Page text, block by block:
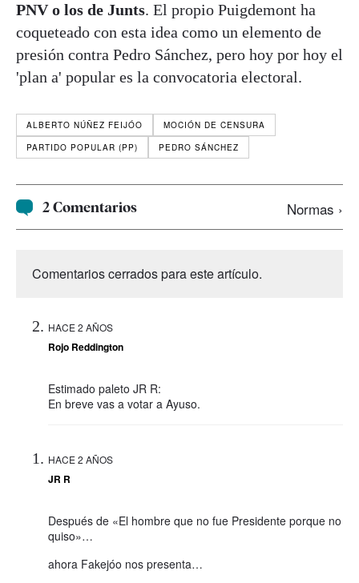
PNV o los de Junts. El propio Puigdemont ha
coqueteado con esta idea como un elemento de
presión contra Pedro Sánchez, pero hoy por hoy el
'plan a' popular es la convocatoria electoral.
ALBERTO NÚÑEZ FEIJÓO
MOCIÓN DE CENSURA
PARTIDO POPULAR (PP)
PEDRO SÁNCHEZ
2 Comentarios Normas ›
Comentarios cerrados para este artículo.
HACE 2 AÑOS
Rojo Reddington
Estimado paleto JR R:
En breve vas a votar a Ayuso.
HACE 2 AÑOS
JR R
Después de «El hombre que no fue Presidente porque no
quiso»…
ahora Fakejóo nos presenta…